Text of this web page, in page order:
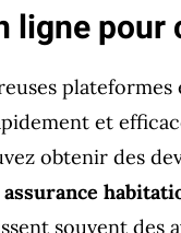
ligne pour
et
obtenir des
assurance
souvent des